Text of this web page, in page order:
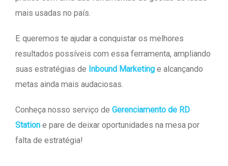
mais usadas no país.
E queremos te ajudar a conquistar os melhores
resultados possíveis com essa ferramenta, ampliando
suas estratégias de Inbound Marketing e alcançando
metas ainda mais audaciosas.
Conheça nosso serviço de Gerenciamento de RD
Station e pare de deixar oportunidades na mesa por
falta de estratégia!